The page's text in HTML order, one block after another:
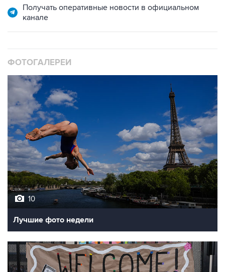
Получать оперативные новости в официальном
канале
ФОТОГАЛЕРЕИ
10
Лучшие фото недели